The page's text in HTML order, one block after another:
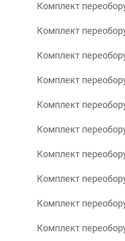
Комплект
Комплект
Комплект
Комплект
Комплект
Комплект
Комплект
Комплект
Комплект
Комплект